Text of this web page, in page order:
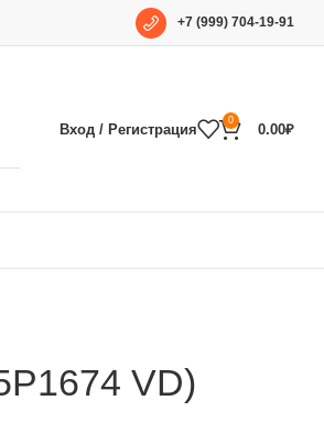
+7 (999) 704-19-91
Вход / Регистрация
0
0.00₽
VD)